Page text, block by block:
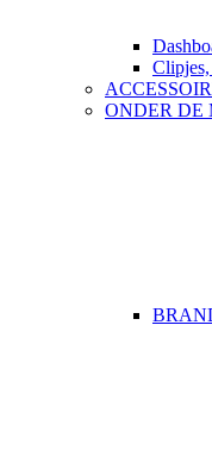
Clipjes,
ONDER DE